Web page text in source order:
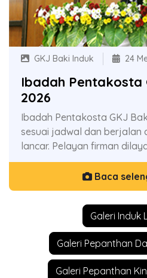
GKJ Baki Induk 24
Ibadah Pentakosta
2026
Ibadah Pentakosta GKJ
sesuai jadwal dan berjalan
lancar. Pelayan firman
Baca
Galeri Induk
Galeri Pepanthan
Galeri Pepanthan